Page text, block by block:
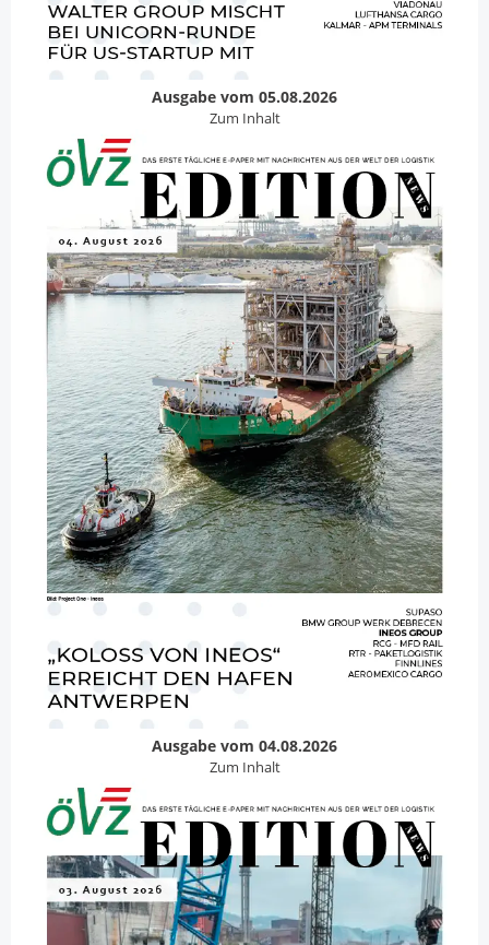
Ausgabe vom 05.08.2026
Zum Inhalt
Ausgabe vom 04.08.2026
Zum Inhalt